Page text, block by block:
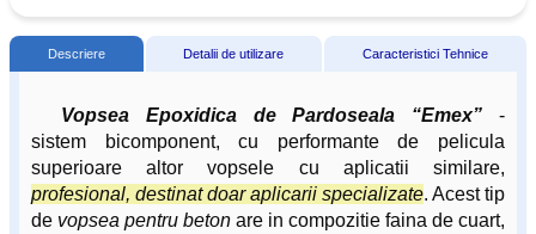
Descriere Detalii de utilizare Caracteristici Tehnice
Vopsea Epoxidica de Pardoseala “Emex” -
sistem bicomponent, cu performante de pelicula
superioare altor vopsele cu aplicatii similare,
profesional, destinat doar aplicarii specializate. Acest tip
de vopsea pentru beton are in compozitie faina de cuart,